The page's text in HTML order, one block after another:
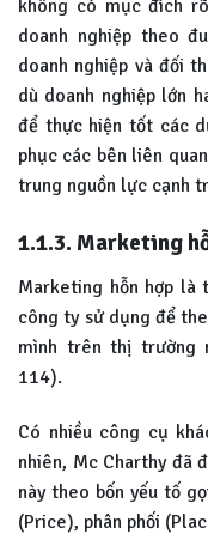
không có mục đích
doanh nghiệp theo
doanh nghiệp và đối
dù doanh nghiệp lớn
để thực hiện tốt các
phục các bên liên
trung nguồn lực cạnh
1.1.3. Marketing
Marketing hỗn hợp là
công ty sử dụng để
mình trên thị trường
114).
Có nhiều công cụ
nhiên, Mc Charthy đã
này theo bốn yếu tố
(Price), phân phối